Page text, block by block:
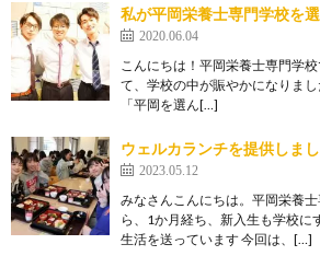
私が平岡栄養士専門学校を
2020.06.04
こんにちは！平岡栄養士専門学
て、学校の中が賑やかになりま
「平岡を選ん[…]
ウェルカランチを提供しま
2023.05.12
みなさんこんにちは。平岡栄養
ら、1か月経ち、新入生も学校に
生活を送っています 今回は、[…]